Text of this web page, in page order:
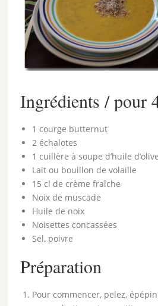
Ingrédients / pour
1 courge butternut
2 échalotes
1 cuillère à soupe d’huile d’olive
Lait ou bouillon de volaille
15 cl de crème fraîche
Noix de muscade
Huile de noix
Noisettes concassées
Sel, poivre
Préparation
Pour commencer, pelez,